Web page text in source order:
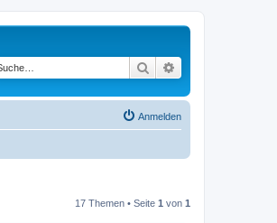
Suche
Anmelden
17 Themen • Seite 1 von 1